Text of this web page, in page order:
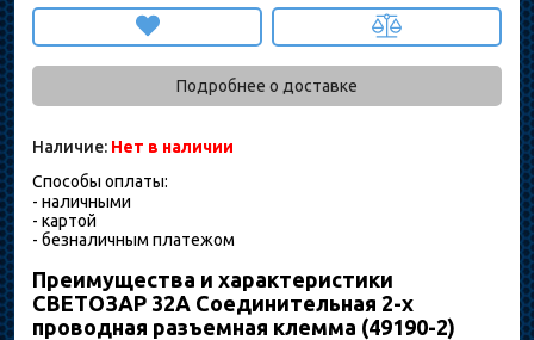
Подробнее о доставке
Наличие: Нет в наличии
Способы оплаты:
- наличными
- картой
- безналичным платежом
Преимущества и характеристики
СВЕТОЗАР 32A Соединительная 2-х
проводная разъемная клемма (49190-2)